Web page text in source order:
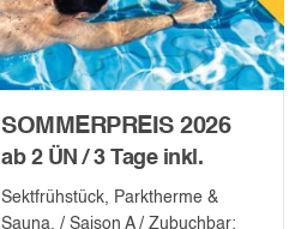
SOMMERPREIS 2026
ab 2 ÜN / 3 Tage inkl.
Sektfrühstück, Parktherme &
Sauna. / Saison A / Zubuchbar: